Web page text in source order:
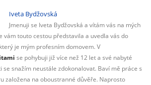
Iveta Bydžovská
Jmenuji se Iveta Bydžovská a vítám vás na mých
vám touto cestou představila a uvedla vás do
, který je mým profesním domovem. V
se pohybuji již více než 12 let a své nabyté
se snažím neustále zdokonalovat. Baví mě práce s
založena na oboustranné důvěře. Naprosto